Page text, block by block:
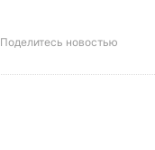
Поделитесь новостью